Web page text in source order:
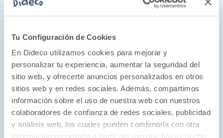
Tu Configuración de Cookies
En Dideco utilizamos cookies para mejorar y
personalizar tu experiencia, aumentar la seguridad del
sitio web, y ofrecerte anuncios personalizados en otros
sitios web y en redes sociales. Además, compartimos
información sobre el uso de nuestra web con nuestros
colaboradores de confianza de redes sociales, publicidad
y análisis web, los cuales pueden combinarla con otra
información recopilada a partir del uso que hayas hecho
La aventura de crecer